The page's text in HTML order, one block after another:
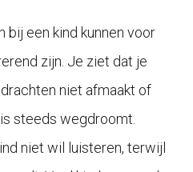
een kind kunnen voor
zijn. Je ziet dat je
niet afmaakt of
steeds wegdroomt.
niet wil luisteren, terwijl